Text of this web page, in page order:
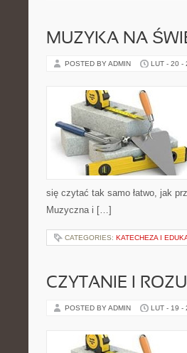
MUZYKA NA
POSTED BY ADMIN LUT - 20 -
się czytać tak samo łatwo, jak
Muzyczna i […]
CATEGORIES: KATECHEZA I
CZYTANIE I
POSTED BY ADMIN LUT - 19 -